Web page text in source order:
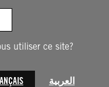
utiliser ce site?
العربية